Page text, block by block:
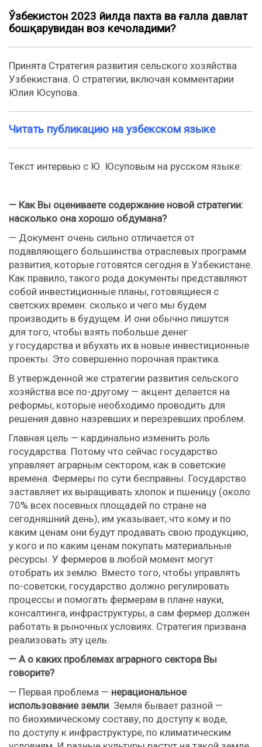
Ўзбекистон 2023 йилда пахта ва ғалла давлат
бошқарувидан воз кечоладими?
Принята Стратегия развития сельского хозяйства
Узбекистана. О стратегии, включая комментарии
Юлия Юсупова.
Читать публикацию на узбекском языке
Текст интервью с Ю. Юсуповым на русском языке:
— Как Вы оцениваете содержание новой стратегии:
насколько она хорошо обдумана?
— Документ очень сильно отличается от
подавляющего большинства отраслевых программ
развития, которые готовятся сегодня в Узбекистане.
Как правило, такого рода документы представляют
собой инвестиционные планы, готовящиеся с
светских времен: сколько и чего мы будем
производить в будущем. И они обычно пишутся
для того, чтобы взять побольше денег
у государства и вбухать их в новые инвестиционные
проекты. Это совершенно порочная практика.
В утвержденной же стратегии развития сельского
хозяйства все по-другому — акцент делается на
реформы, которые необходимо проводить для
решения давно назревших и перезревших проблем.
Главная цель — кардинально изменить роль
государства. Потому что сейчас государство
управляет аграрным сектором, как в советские
времена. Фермеры по сути бесправны. Государство
заставляет их выращивать хлопок и пшеницу (около
70% всех посевных площадей по стране на
сегодняшний день), им указывает, что кому и по
каким ценам они будут продавать свою продукцию,
у кого и по каким ценам покупать материальные
ресурсы. У фермеров в любой момент могут
отобрать их землю. Вместо того, чтобы управлять
по-советски, государство должно регулировать
процессы и помогать фермерам в плане науки,
консалтинга, инфраструктуры, а сам фермер должен
работать в рыночных условиях. Стратегия призвана
реализовать эту цель.
— А о каких проблемах аграрного сектора Вы
говорите?
— Первая проблема — нерациональное
использование земли. Земля бывает разной —
по биохимическому составу, по доступу к воде,
по доступу к инфраструктуре, по климатическим